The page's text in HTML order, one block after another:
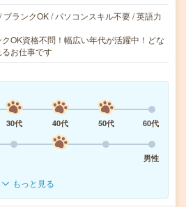
ブランクOK / パソコンスキル不要 / 英語力
OK資格不問！幅広い年代が活躍中！どな
お仕事です
30代 40代 50代
60代
男性
もっと見る